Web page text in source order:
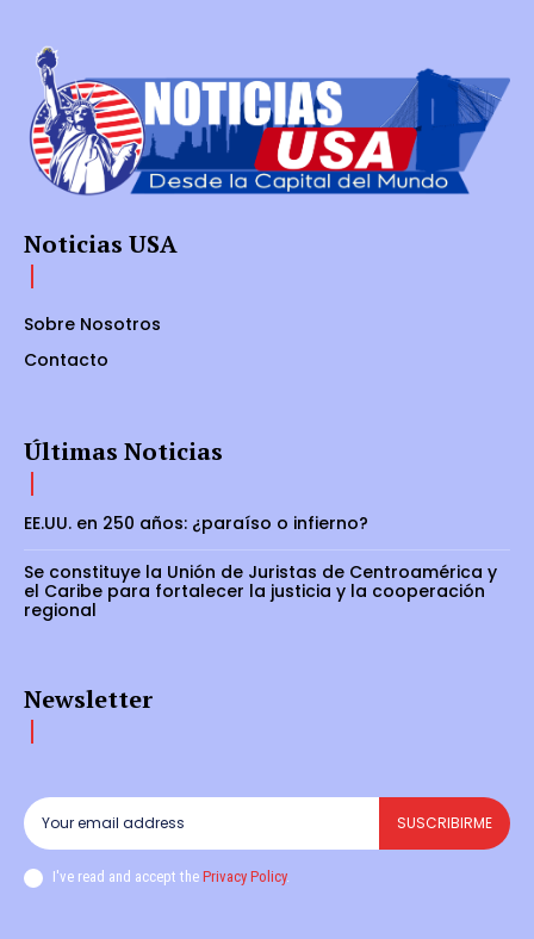
Noticias USA
Sobre Nosotros
Contacto
Últimas Noticias
EE.UU. en 250 años: ¿paraíso o infierno?
Se constituye la Unión de Juristas de Centroamérica y
el Caribe para fortalecer la justicia y la cooperación
regional
Newsletter
SUSCRIBIRME
I've read and accept the Privacy Policy.